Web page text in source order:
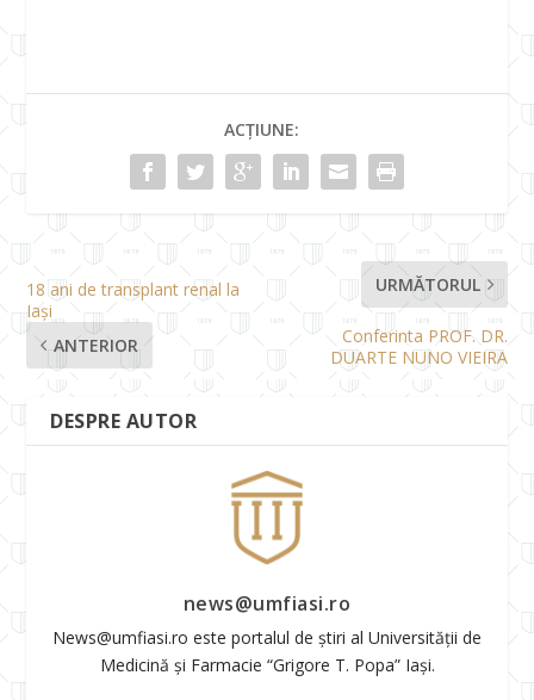
ACȚIUNE:
18 ani de transplant renal la
Iași
ANTERIOR
URMĂTORUL
Conferinta PROF. DR.
DUARTE NUNO VIEIRA
DESPRE AUTOR
news@umfiasi.ro
News@umfiasi.ro este portalul de știri al Universității de
Medicină și Farmacie “Grigore T. Popa” Iași.